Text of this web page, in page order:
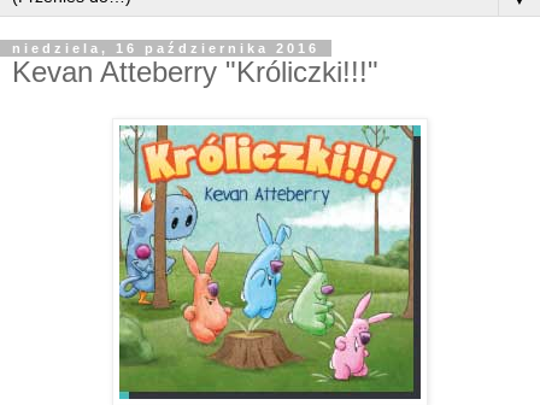
niedziela, 16 października 2016
Kevan Atteberry "Króliczki!!!"